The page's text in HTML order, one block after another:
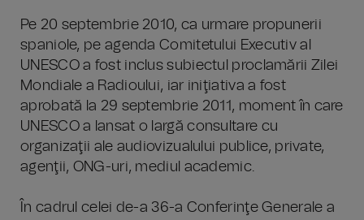
Pe 20 septembrie 2010, ca urmare propunerii
spaniole, pe agenda Comitetului Executiv al
UNESCO a fost inclus subiectul proclamării Zilei
Mondiale a Radioului, iar iniţiativa a fost
aprobată la 29 septembrie 2011, moment în care
UNESCO a lansat o largă consultare cu
organizaţii ale audiovizualului publice, private,
agenţii, ONG-uri, mediul academic.
În cadrul celei de-a 36-a Conferinţe Generale a